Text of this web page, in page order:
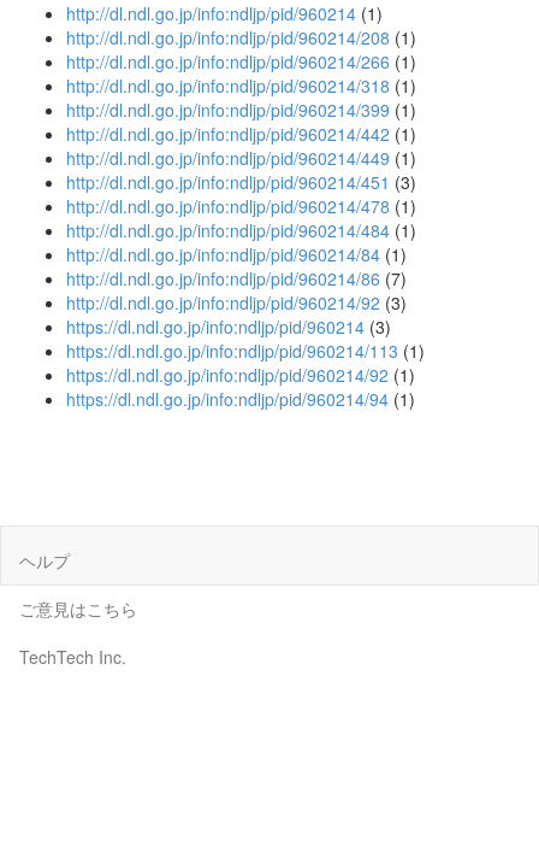
http://dl.ndl.go.jp/info:ndljp/pid/960214 (1)
http://dl.ndl.go.jp/info:ndljp/pid/960214/208 (1)
http://dl.ndl.go.jp/info:ndljp/pid/960214/266 (1)
http://dl.ndl.go.jp/info:ndljp/pid/960214/318 (1)
http://dl.ndl.go.jp/info:ndljp/pid/960214/399 (1)
http://dl.ndl.go.jp/info:ndljp/pid/960214/442 (1)
http://dl.ndl.go.jp/info:ndljp/pid/960214/449 (1)
http://dl.ndl.go.jp/info:ndljp/pid/960214/451 (3)
http://dl.ndl.go.jp/info:ndljp/pid/960214/478 (1)
http://dl.ndl.go.jp/info:ndljp/pid/960214/484 (1)
http://dl.ndl.go.jp/info:ndljp/pid/960214/84 (1)
http://dl.ndl.go.jp/info:ndljp/pid/960214/86 (7)
http://dl.ndl.go.jp/info:ndljp/pid/960214/92 (3)
https://dl.ndl.go.jp/info:ndljp/pid/960214 (3)
https://dl.ndl.go.jp/info:ndljp/pid/960214/113 (1)
https://dl.ndl.go.jp/info:ndljp/pid/960214/92 (1)
https://dl.ndl.go.jp/info:ndljp/pid/960214/94 (1)
ヘルプ
ご意見はこちら
TechTech Inc.